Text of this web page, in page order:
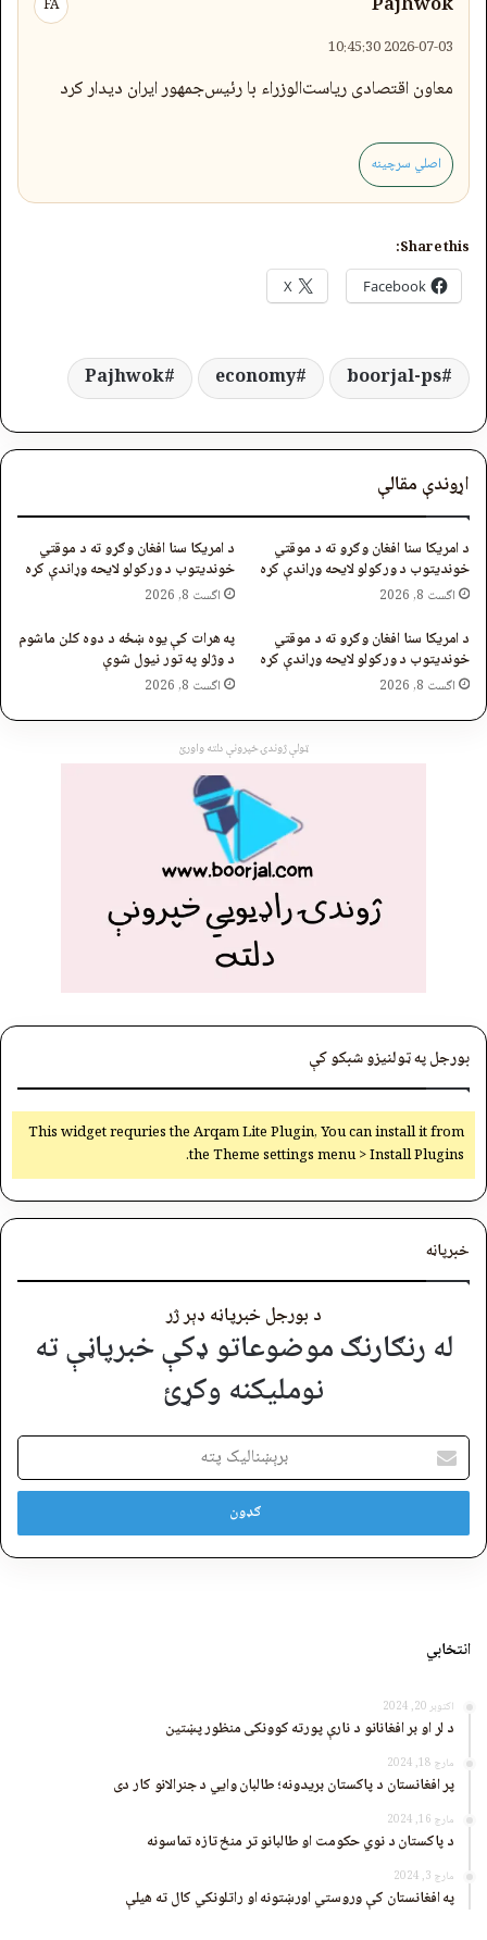
FA
2026-07-03 10:45:30
معاون اقتصادی ریاست‌الوزراء با رئیس‌جمهور ایران دیدار کرد
اصلي سرچینه
Share this:
Facebook
X
boorjal-ps
economy
Pajhwok
اړوندې مقالې
د امریکا سنا افغان وګړو ته د موقتي
خونديتوب د ورکولو لایحه وړاندې کړه
اگست 8, 2026
د امریکا سنا افغان وګړو ته د موقتي
خونديتوب د ورکولو لایحه وړاندې کړه
اگست 8, 2026
د امریکا سنا افغان وګړو ته د موقتي
خونديتوب د ورکولو لایحه وړاندې کړه
اگست 8, 2026
په هرات کې یوه ښځه د دوه کلن ماشوم
د وژلو په تور نیول شوې
اگست 8, 2026
ټولې ژوندۍ خپرونې دلته واورئ
بورجل په ټولنیزو شبکو کې
This widget requries the Arqam Lite Plugin, You can install it from
the Theme settings menu > Install Plugins.
خبرپاڼه
د بورجل خبرپاڼه ډېر ژر
له رنګارنګ موضوعاتو ډکې خبرپاڼې ته
نوملیکنه وکړئ
برېښنالیک
پته
انتخابي
اکتوبر 20, 2024
د لر او بر افغانانو د نارې پورته کوونکی منظور پښتین
مارچ 18, 2024
پر افغانستان د پاکستان بریدونه؛ طالبان وايي د جنرالانو کار دی
مارچ 16, 2024
د پاکستان د نوي حکومت او طالبانو تر منځ تازه تماسونه
مارچ 3, 2024
په افغانستان کې وروستي اورښتونه او راتلونکي کال ته هیلې